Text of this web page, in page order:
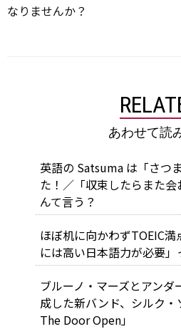
なりませんか？
あわせて読
英語の Satsuma は「さつ
た！／「収束したらまた
んて言う？
ほぼ机に向かわずTOEIC
には高い日本語力が必要」
ブルーノ・マーズとアンダ
成した新バンド、シルク
The Door Open」